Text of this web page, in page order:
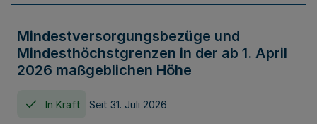
Mindestversorgungsbezüge und
Mindesthöchstgrenzen in der ab 1. April
2026 maßgeblichen Höhe
In Kraft Seit 31. Juli 2026